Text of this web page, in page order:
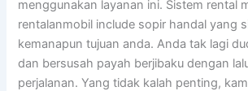
menggunakan layanan ini. Sistem rental
rentalanmobil include sopir handal yang
kemanapun tujuan anda. Anda tak lagi
dan bersusah payah berjibaku dengan
perjalanan. Yang tidak kalah penting,